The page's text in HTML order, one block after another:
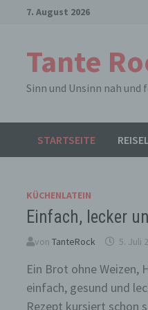
7. August 2026
Tante
Sinn und Unsinn nah und
STARTSEITE
KÜCHENLATEIN
Einfach, lecker
vonTanteRock 5. Juli
Ein Brot ohne Weizen,
einfach, gesund und
Rezept kursiert schon